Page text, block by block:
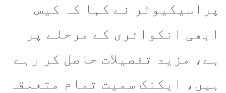
پراسیکیوٹر نے کہا کہ کیس
ابھی انکوائری کے مرحلے پر
ہے، مزید تفصیلات حاصل کر رہے
ہیں، ایکنک سمیت تمام متعلقہ